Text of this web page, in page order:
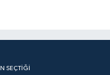
SEÇTIĞI